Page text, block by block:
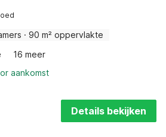
· 90 m² oppervlakte
16 meer
aankomst
Details bekijken